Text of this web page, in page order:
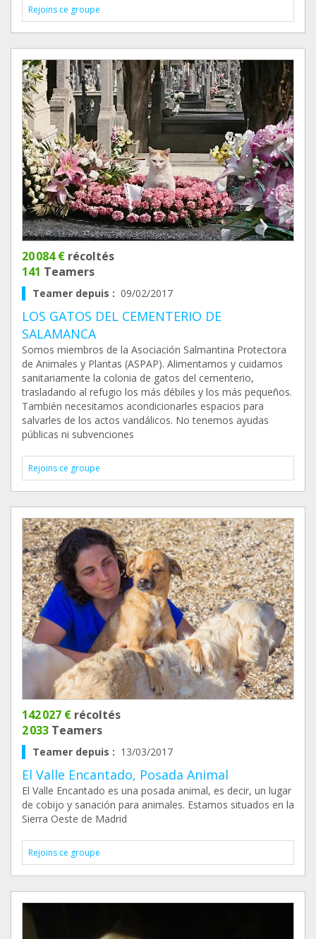
Rejoins ce groupe
20 084 € récoltés
141 Teamers
Teamer depuis : 09/02/2017
LOS GATOS DEL CEMENTERIO DE
SALAMANCA
Somos miembros de la Asociación Salmantina Protectora
de Animales y Plantas (ASPAP). Alimentamos y cuidamos
sanitariamente la colonia de gatos del cementerio,
trasladando al refugio los más débiles y los más pequeños.
También necesitamos acondicionarles espacios para
salvarles de los actos vandálicos. No tenemos ayudas
públicas ni subvenciones
Rejoins ce groupe
142 027 € récoltés
2 033 Teamers
Teamer depuis : 13/03/2017
El Valle Encantado, Posada Animal
El Valle Encantado es una posada animal, es decir, un lugar
de cobijo y sanación para animales. Estamos situados en la
Sierra Oeste de Madrid
Rejoins ce groupe